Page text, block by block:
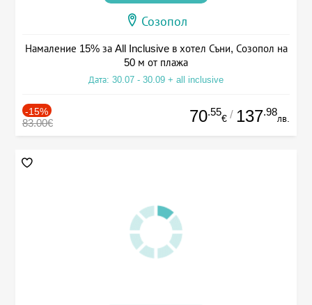
Созопол
Намаление 15% за All Inclusive в хотел Съни, Созопол на
50 м от плажа
Дата: 30.07 - 30.09 + all inclusive
-15%
83.00€ 70.55
€ / 137.98
лв.